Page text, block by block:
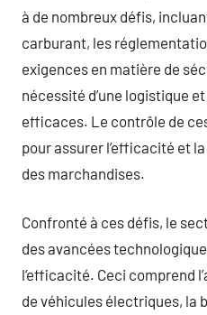
à de nombreux défis,
carburant, les
exigences en matière de
nécessité d’une logistique
efficaces. Le contrôle de
pour assurer l’efficacité et
des marchandises.
Confronté à ces défis, le
des avancées
l’efficacité. Ceci comprend
de véhicules électriques, la